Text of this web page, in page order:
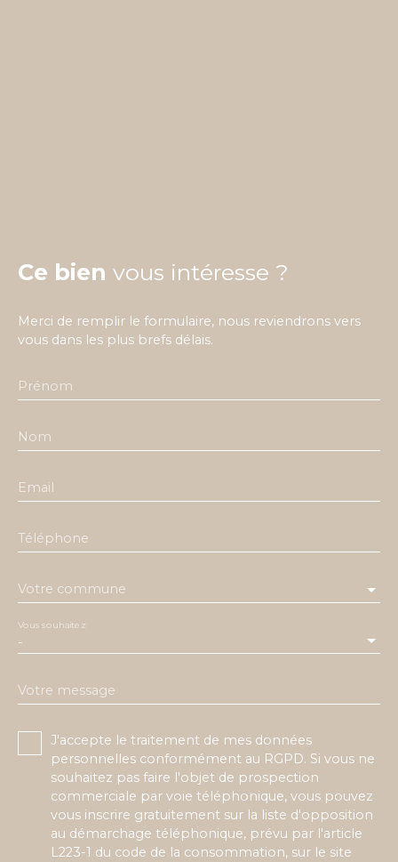
Ce bien vous intéresse ?
Merci de remplir le formulaire, nous reviendrons vers
vous dans les plus brefs délais.
Prénom
Nom
Email
Téléphone
Votre commune
-
Vous souhaitez
Votre message
J'accepte le traitement de mes données
personnelles conformément au RGPD. Si vous ne
souhaitez pas faire l'objet de prospection
commerciale par voie téléphonique, vous pouvez
vous inscrire gratuitement sur la liste d'opposition
au démarchage téléphonique, prévu par l'article
L223-1 du code de la consommation, sur le site